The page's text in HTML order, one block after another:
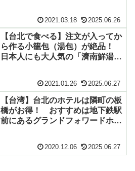
2021.03.18 2025.06.26
【台北で食べる】注文が入ってか
ら作る小籠包（湯包）が絶品！
日本人にも大人気の「濟南鮮湯
2021.01.26 2025.06.27
【台湾】台北のホテルは隣町の板
橋がお得！ おすすめは地下鉄駅
前にあるグランドフォワードホテ
2020.12.06 2025.06.27